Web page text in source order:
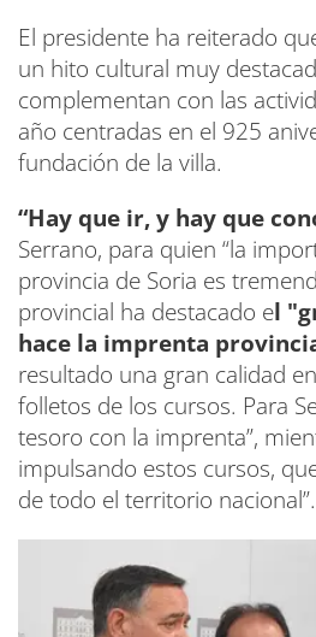
El presidente ha reiterado
un hito cultural muy
complementan con las
año centradas en el 925
fundación de la villa.
“Hay que ir, y hay que
Serrano, para quien “la
provincia de Soria es
provincial ha destacado el
hace la imprenta
resultado una gran calidad
folletos de los cursos. Para
tesoro con la imprenta”,
impulsando estos cursos,
de todo el territorio nacional”.